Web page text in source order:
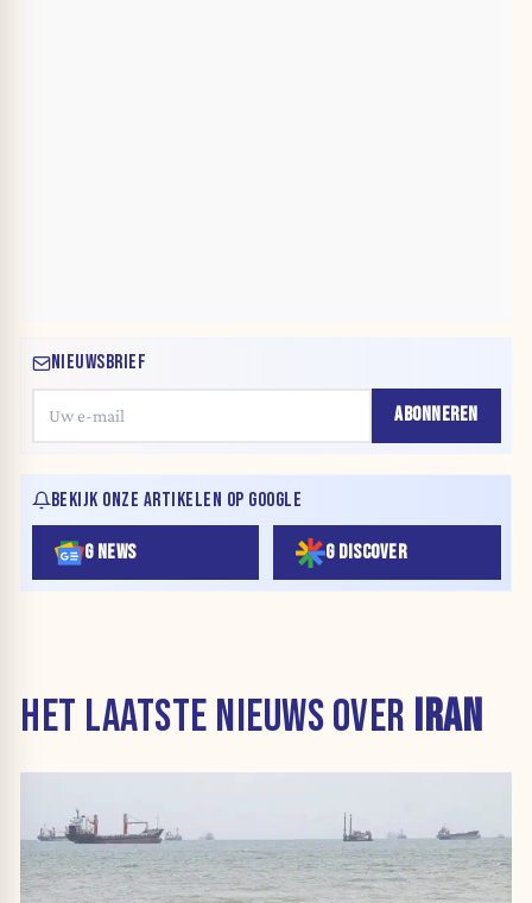
NIEUWSBRIEF
ABONNEREN
BEKIJK ONZE ARTIKELEN OP GOOGLE
G NEWS G DISCOVER
HET LAATSTE NIEUWS OVER IRAN